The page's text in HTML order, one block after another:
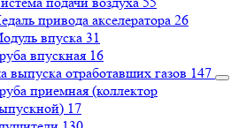
привода акселератора 26
впуска 31
впускная 16
выпуска отработавших газов 147
приемная (коллектор
17